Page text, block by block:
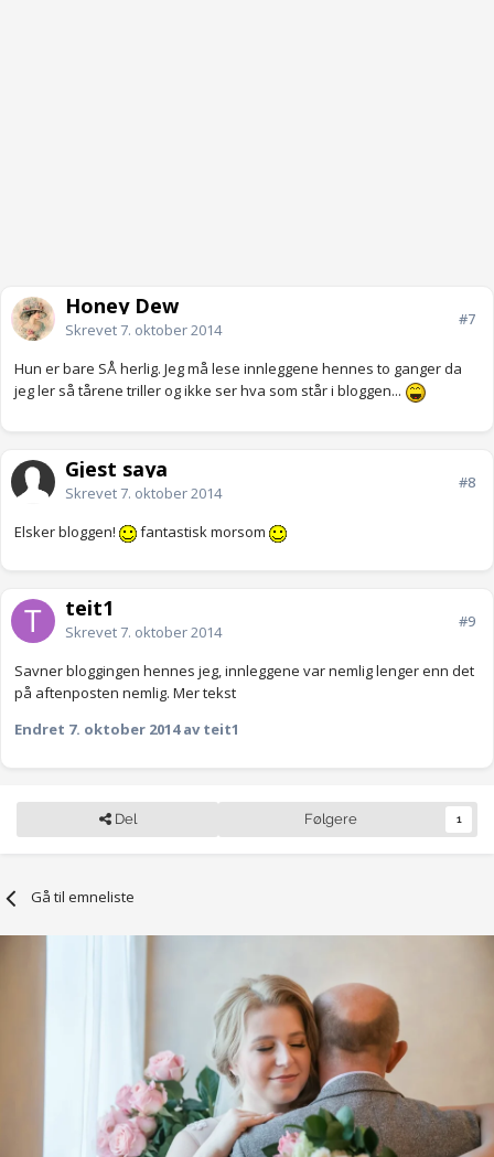
Honey Dew
Skrevet7. oktober 2014
#7
Hun er bare SÅ herlig. Jeg må lese innleggene hennes to ganger da
jeg ler så tårene triller og ikke ser hva som står i bloggen...
Gjest saya
Skrevet7. oktober 2014
#8
Elsker bloggen! fantastisk morsom
teit1
Skrevet7. oktober 2014
#9
Savner bloggingen hennes jeg, innleggene var nemlig lenger enn det
på aftenposten nemlig. Mer tekst
Endret 7. oktober 2014av teit1
Del Følgere 1
Gå til emneliste